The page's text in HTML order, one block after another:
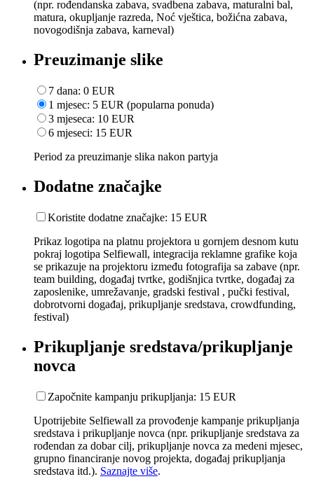
(npr. rođendanska zabava, svadbena zabava, maturalni bal,
matura, okupljanje razreda, Noć vještica, božićna zabava,
novogodišnja zabava, karneval)
Preuzimanje slike
7 dana: 0 EUR
1 mjesec: 5 EUR (popularna ponuda)
3 mjeseca: 10 EUR
6 mjeseci: 15 EUR
Period za preuzimanje slika nakon partyja
Dodatne značajke
Koristite dodatne značajke: 15 EUR
Prikaz logotipa na platnu projektora u gornjem desnom kutu
pokraj logotipa Selfiewall, integracija reklamne grafike koja
se prikazuje na projektoru između fotografija sa zabave (npr.
team building, događaj tvrtke, godišnjica tvrtke, događaj za
zaposlenike, umrežavanje, gradski festival , pučki festival,
dobrotvorni događaj, prikupljanje sredstava, crowdfunding,
festival)
Prikupljanje sredstava/prikupljanje
novca
Započnite kampanju prikupljanja: 15 EUR
Upotrijebite Selfiewall za provođenje kampanje prikupljanja
sredstava i prikupljanje novca (npr. prikupljanje sredstava za
rođendan za dobar cilj, prikupljanje novca za medeni mjesec,
grupno financiranje novog projekta, događaj prikupljanja
sredstava itd.). Saznajte više.